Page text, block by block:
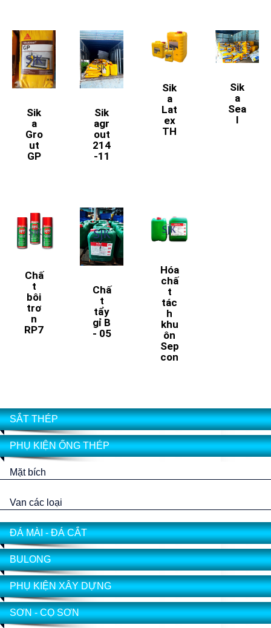
Sik
a
Gro
ut
GP
Sik
agr
out
214
-11
Sik
a
Lat
ex
TH
Sik
a
Sea
l
Chấ
t
bôi
trơ
n
RP7
Chấ
t
tẩy
gỉ B
- 05
Hóa
chấ
t
tác
h
khu
ôn
Sep
con
SẮT THÉP
PHỤ KIỆN ỐNG THÉP
Mặt bích
Van các loại
ĐÁ MÀI - ĐÁ CẮT
BULONG
PHỤ KIỆN XÂY DỰNG
SƠN - CỌ SƠN